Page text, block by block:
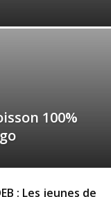
100%
: Les jeunes de